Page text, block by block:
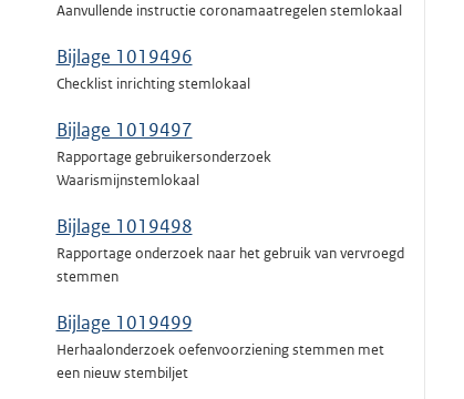
Aanvullende instructie coronamaatregelen stemlokaal
Bijlage 1019496
Checklist inrichting stemlokaal
Bijlage 1019497
Rapportage gebruikersonderzoek
Waarismijnstemlokaal
Bijlage 1019498
Rapportage onderzoek naar het gebruik van vervroegd
stemmen
Bijlage 1019499
Herhaalonderzoek oefenvoorziening stemmen met
een nieuw stembiljet